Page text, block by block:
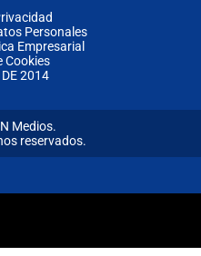
Personales
Empresarial
Cookies
2014
Medios.
reservados.